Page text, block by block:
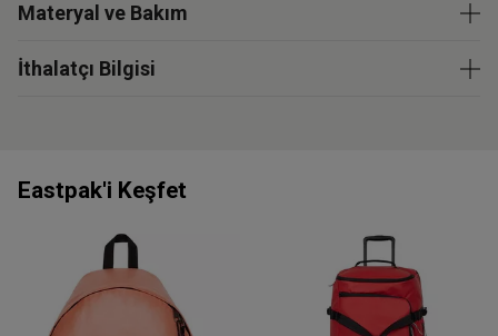
Materyal ve Bakım
İthalatçı Bilgisi
Eastpak'i Keşfet